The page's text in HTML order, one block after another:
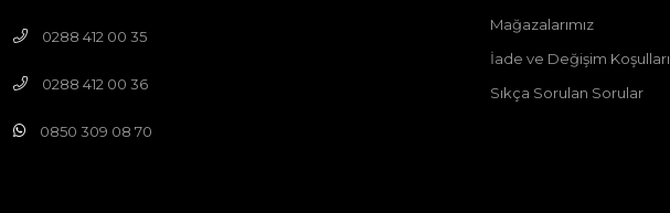
0288 412 00 35
0288 412 00 36
0850 309 08 70
Mağazalarımız
İade ve Değişim Koşulları
Sıkça Sorulan Sorular